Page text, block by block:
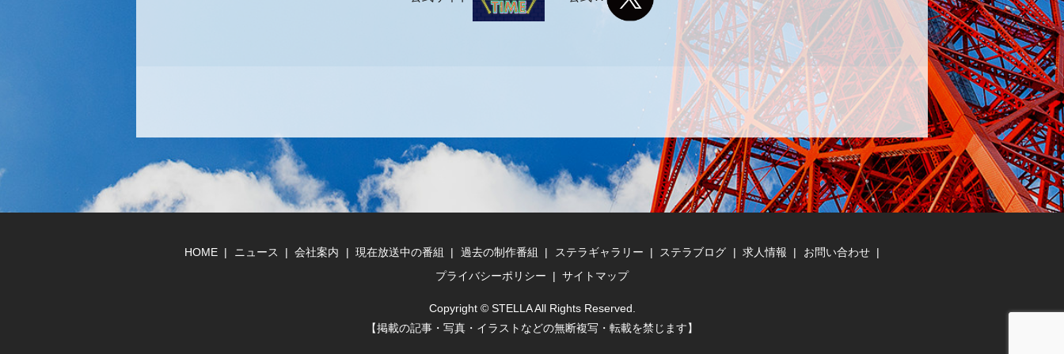
HOME ニュース 会社案内 現在放送中の番組 過去の制作番組 ステラギャラリー ステラブログ 求人情報
お問い合わせ
プライバシーポリシー
サイトマップ
Copyright © STELLA All Rights Reserved.
【掲載の記事・写真・イラストなどの無断複写・転載を禁じます】